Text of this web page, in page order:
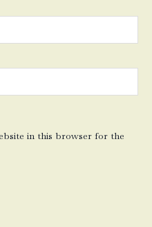
in this browser for the